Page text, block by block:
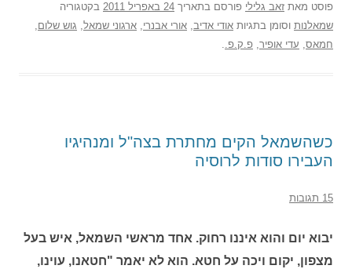
פוסט מאת זאב גלילי פורסם בתאריך 24 באפריל 2011
בקטגוריה
שמאלנות וסומן בתגיות אודי אדיב, אורי אבנרי, ארגוני שמאל, גוש שלום,
חמאס, עדי אופיר, פ.ק.פ..
כשהשמאל הקים מחתרת בצה"ל ומנהיגיו
העבירו סודות לרוסיה
15 תגובות
יבוא יום והוא איננו רחוק. אחד מראשי השמאל, איש בעל
מצפון, יקום ויכה על חטא. הוא לא יאמר "חטאנו, עוינו,